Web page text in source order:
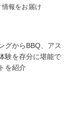
報をお届け
グからBBQ、アス
験を存分に堪能で
を紹介